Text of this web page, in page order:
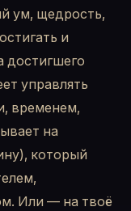
ум, щедрость,
и
достигшего
управлять
временем,
на
который
Или — на твоё